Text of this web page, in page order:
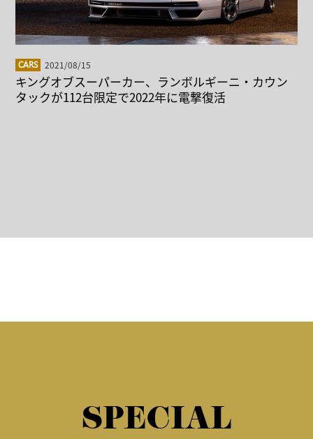
CARS 2021/08/15
キングオブスーパーカー、ランボルギーニ・カウン
タックが112台限定で2022年に電撃復活
SPECIAL